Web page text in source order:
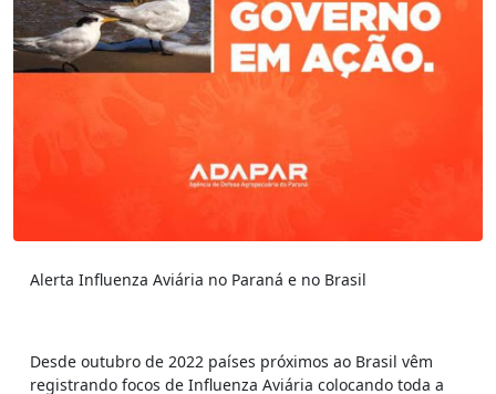
Alerta Influenza Aviária no Paraná e no Brasil
Desde outubro de 2022 países próximos ao Brasil vêm
registrando focos de Influenza Aviária colocando toda a